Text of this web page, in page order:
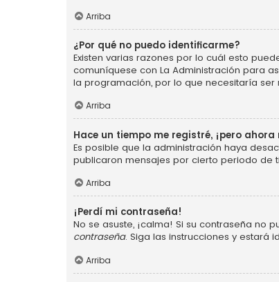
Arriba
¿Por qué no puedo identificarme?
Existen varias razones por lo cuál esto
comuníquese con La Administración para
la programación, por lo que necesitaría ser
Arriba
Hace un tiempo me registré, ¡pero
Es posible que la administración haya
publicaron mensajes por cierto periodo de
Arriba
¡Perdí mi contraseña!
No se asuste, ¡calma! Si su contraseña
contraseña. Siga las instrucciones y estará
Arriba